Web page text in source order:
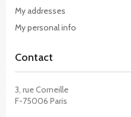
My addresses
My personal info
Contact
3, rue Corneille
F-75006 Paris